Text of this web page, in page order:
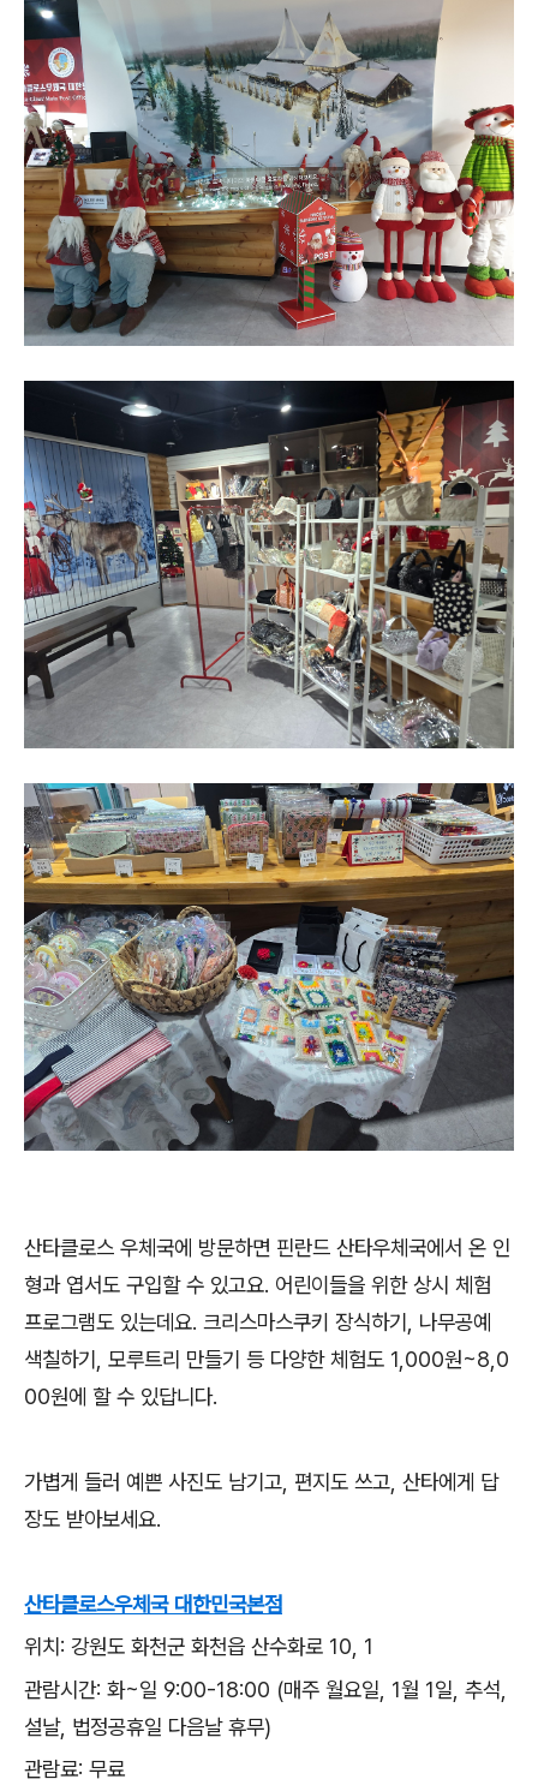
산타클로스 우체국에 방문하면 핀란드 산타우체국에서 온 인
형과 엽서도 구입할 수 있고요. 어린이들을 위한 상시 체험
프로그램도 있는데요. 크리스마스쿠키 장식하기, 나무공예
색칠하기, 모루트리 만들기 등 다양한 체험도 1,000원~8,0
00원에 할 수 있답니다.
가볍게 들러 예쁜 사진도 남기고, 편지도 쓰고, 산타에게 답
장도 받아보세요.
산타클로스우체국 대한민국본점
위치: 강원도 화천군 화천읍 산수화로 10, 1
관람시간: 화~일 9:00-18:00 (매주 월요일, 1월 1일, 추석,
설날, 법정공휴일 다음날 휴무)
관람료: 무료